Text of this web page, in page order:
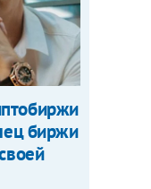
биржи